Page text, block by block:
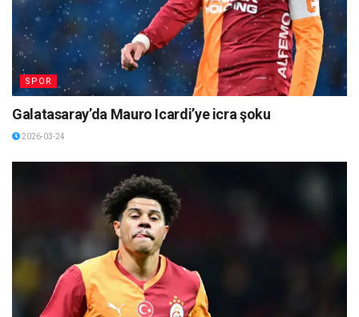
SPOR
Galatasaray’da Mauro Icardi’ye icra şoku
2026-03-24